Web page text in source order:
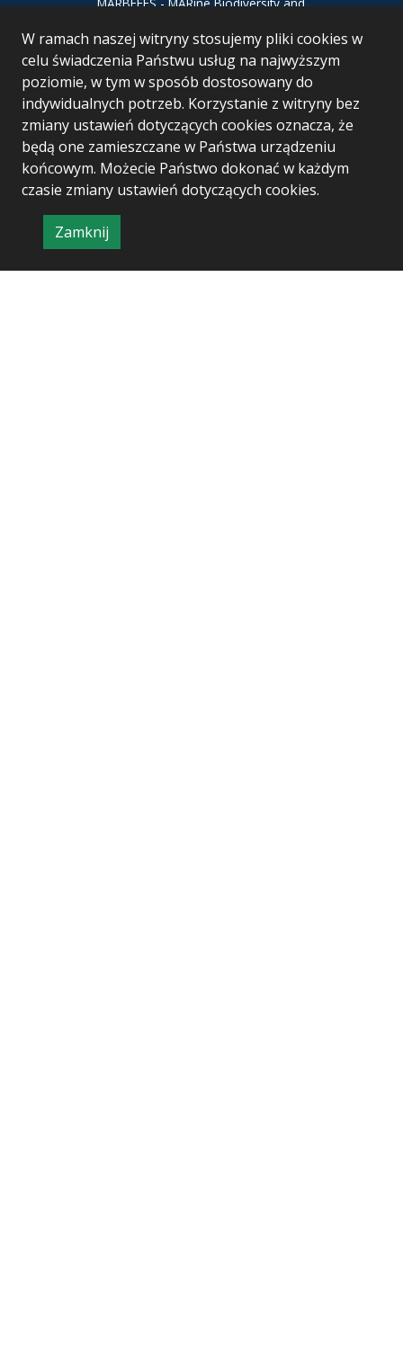
W ramach naszej witryny stosujemy pliki cookies w
celu świadczenia Państwu usług na najwyższym
poziomie, w tym w sposób dostosowany do
indywidualnych potrzeb. Korzystanie z witryny bez
zmiany ustawień dotyczących cookies oznacza, że
będą one zamieszczane w Państwa urządzeniu
końcowym. Możecie Państwo dokonać w każdym
czasie zmiany ustawień dotyczących cookies.
Zamknij
informację
o
Ecosystem Services MARBEFES project
has received funding from the European
Union’s Horizon Europe research and
innovation programme under Grant
Agreement no 101060937
Project & realization: